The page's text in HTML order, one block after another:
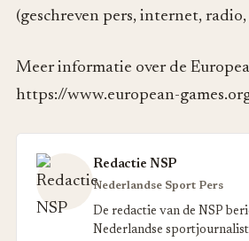
(geschreven pers, internet,
Meer informatie over de
https://www.european-
Redactie NSP
Nederlandse Sport Pers
De redactie van de NSP
Nederlandse